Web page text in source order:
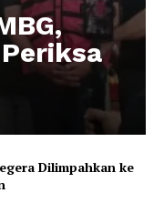
Dilimpahkan ke